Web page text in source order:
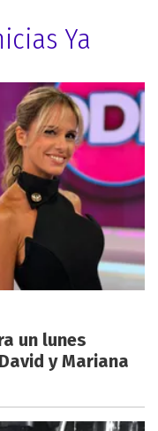
Ya
un lunes
y Mariana